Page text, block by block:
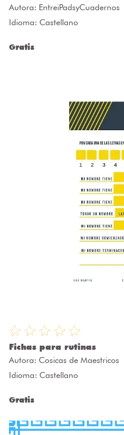
Autora: EntreiPadsyCuadernos
Idioma: Castellano
Gratis
Fichas para rutinas
Autora: Cosicas de Maestricos
Idioma: Castellano
Gratis